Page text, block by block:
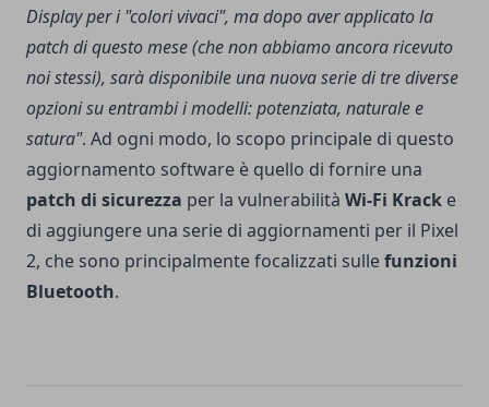
Display per i "colori vivaci", ma dopo aver applicato la
patch di questo mese (che non abbiamo ancora ricevuto
noi stessi), sarà disponibile una nuova serie di tre diverse
opzioni su entrambi i modelli: potenziata, naturale e
satura". Ad ogni modo, lo scopo principale di questo
aggiornamento software è quello di fornire una
patch di sicurezza per la vulnerabilità Wi-Fi Krack e
di aggiungere una serie di aggiornamenti per il Pixel
2, che sono principalmente focalizzati sullefunzioni
Bluetooth.